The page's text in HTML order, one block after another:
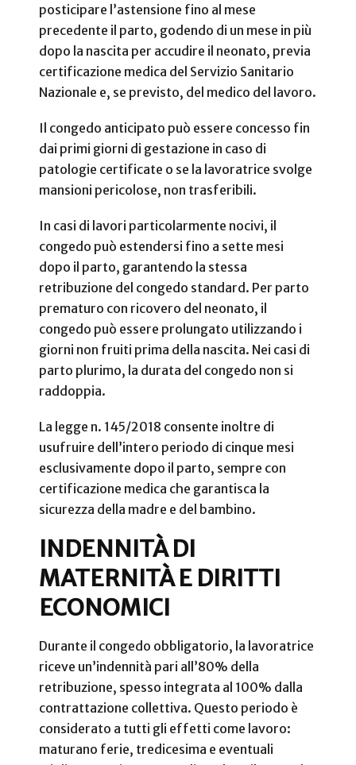
posticipare l’astensione fino al mese
precedente il parto, godendo di un mese in più
dopo la nascita per accudire il neonato, previa
certificazione medica del Servizio Sanitario
Nazionale e, se previsto, del medico del lavoro.
Il congedo anticipato può essere concesso fin
dai primi giorni di gestazione in caso di
patologie certificate o se la lavoratrice svolge
mansioni pericolose, non trasferibili.
In casi di lavori particolarmente nocivi, il
congedo può estendersi fino a sette mesi
dopo il parto, garantendo la stessa
retribuzione del congedo standard. Per parto
prematuro con ricovero del neonato, il
congedo può essere prolungato utilizzando i
giorni non fruiti prima della nascita. Nei casi di
parto plurimo, la durata del congedo non si
raddoppia.
La legge n. 145/2018 consente inoltre di
usufruire dell’intero periodo di cinque mesi
esclusivamente dopo il parto, sempre con
certificazione medica che garantisca la
sicurezza della madre e del bambino.
INDENNITÀ DI
MATERNITÀ E DIRITTI
ECONOMICI
Durante il congedo obbligatorio, la lavoratrice
riceve un’indennità pari all’80% della
retribuzione, spesso integrata al 100% dalla
contrattazione collettiva. Questo periodo è
considerato a tutti gli effetti come lavoro:
maturano ferie, tredicesima e eventuali